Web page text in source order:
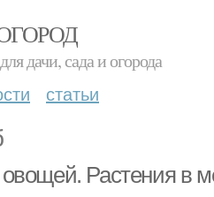
дачи, сада и огорода
статьи
Растения в